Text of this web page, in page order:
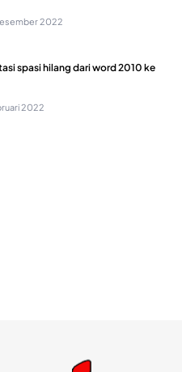
2022
spasi hilang dari word 2010 ke
2022